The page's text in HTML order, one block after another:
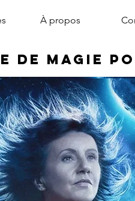
À propos
de Magie
de noël